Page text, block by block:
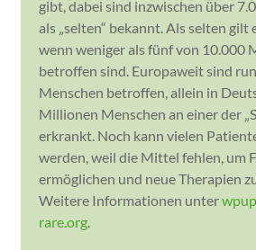
gibt, dabei sind inzwischen über
als „selten“ bekannt. Als selten gilt
wenn weniger als fünf von 10.000
betroffen sind. Europaweit sind
Menschen betroffen, allein in
Millionen Menschen an einer der
erkrankt. Noch kann vielen
werden, weil die Mittel fehlen, um
ermöglichen und neue Therapien
Weitere Informationen unter
rare.org.